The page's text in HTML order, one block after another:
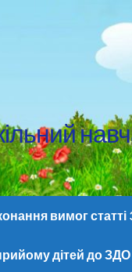
вимог статті
дітей до ЗДО